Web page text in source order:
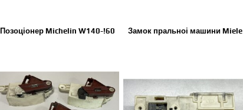
Позоціонер Michelin W140-!60 Замок пральноі машини Miele